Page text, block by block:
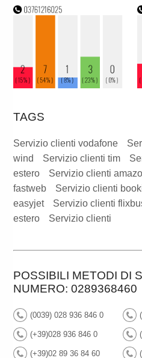
TAGS
Servizio clienti vodafone
wind
Servizio clienti tim
estero
Servizio clienti
fastweb
Servizio clienti
easyjet
Servizio clienti
estero
Servizio clienti
POSSIBILI METODI DI
NUMERO: 0289368460
(0039) 028 936 846 0
(+39)028 936 846 0
(+39)02 89 36 84 60